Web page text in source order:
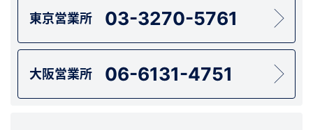
東京営業所 03-3270-5761
大阪営業所 06-6131-4751